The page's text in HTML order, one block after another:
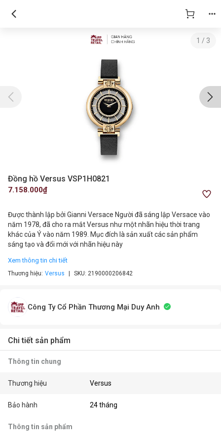
1 / 3
Đồng hồ Versus VSP1H0821
7.158.000₫
Được thành lập bởi Gianni Versace Người đã sáng lập Versace vào
năm 1978, đã cho ra mắt Versus như một nhãn hiệu thời trang
khác của Ý vào năm 1989. Mục đích là sản xuất các sản phẩm
sáng tạo và đổi mới với nhãn hiệu này
Xem thông tin chi tiết
Thương hiệu: Versus SKU: 2190000206842
Công Ty Cổ Phần Thương Mại Duy Anh
Chi tiết sản phẩm
Thông tin chung
Thương hiệu Versus
Bảo hành 24 tháng
Thông tin sản phẩm